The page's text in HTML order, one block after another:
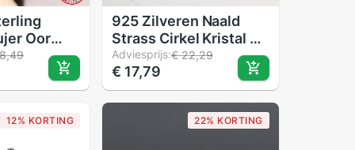
Oor
Clips
925 Zilveren Naald
Strass Cirkel Kristal Uit
Oostenrijkse
Temperament
Persoonlijkheid Wilde
Oorbellen Voor Vrouw
Kerstcadeaus
Adviesprijs:€ 22,29
€ 17,79
12% KORTING 22% KORTING